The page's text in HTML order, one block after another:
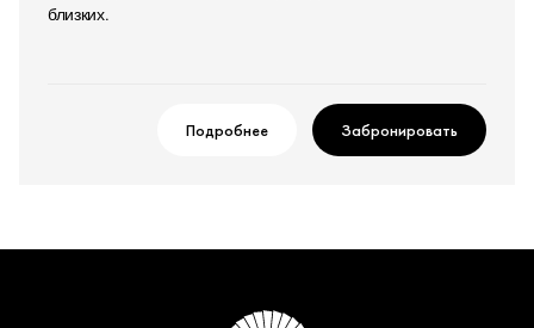
близких.
Подробнее Забронировать